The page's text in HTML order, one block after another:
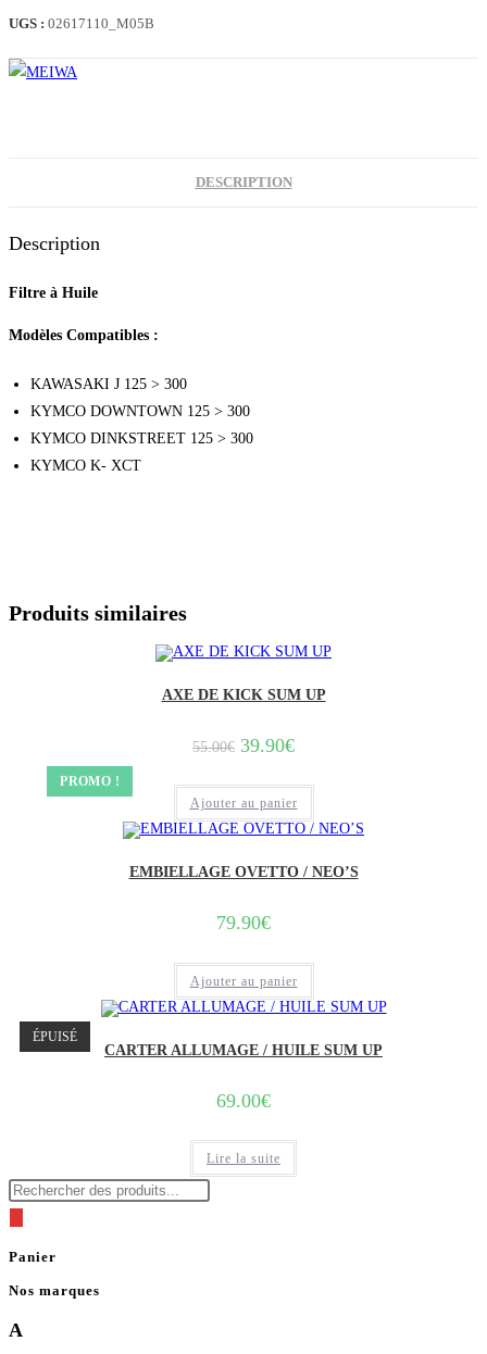
HUILE
(KY7001)
UGS : 02617110_M05B
DESCRIPTION
Description
Filtre à Huile
Modèles Compatibles :
KAWASAKI J 125 > 300
KYMCO DOWNTOWN 125 > 300
KYMCO DINKSTREET 125 > 300
KYMCO K- XCT
Produits similaires
PROMO !
AXE DE KICK SUM UP
55.00€ Le
initial
était :
55.00€.
39.90€Le
actuel
est :
39.90€.
Ajouter au panier
EMBIELLAGE OVETTO / NEO’S
79.90€
Ajouter au panier
ÉPUISÉ
CARTER ALLUMAGE / HUILE SUM UP
69.00€
Lire la suite
Recherche
Panier
Nos marques
A